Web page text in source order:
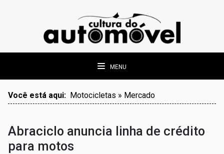
MENU
Você está aqui: Motocicletas » Mercado
Abraciclo anuncia linha de crédito
para motos